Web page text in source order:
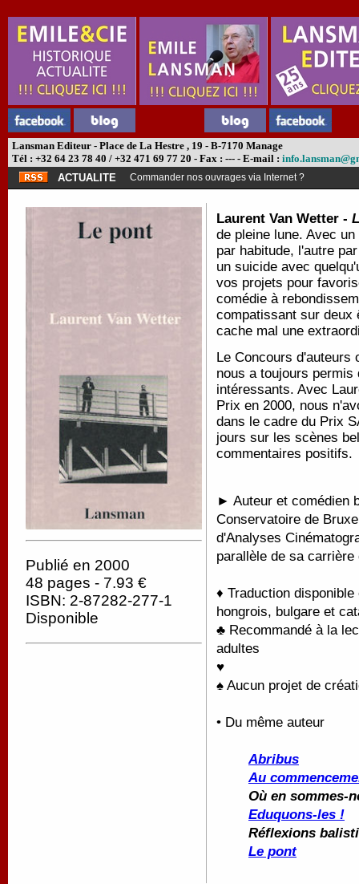
Lansman Editeur - Place de La Hestre , 19 - B-7170 Manage
Tél : +32 64 23 78 40 / +32 471 69 77 20 - Fax : --- - E-mail :
ACTUALITE
Commander nos ouvrages via Internet ?
Publié en 2000
48 pages - 7.93 €
ISBN: 2-87282-277-1
Disponible
Laurent Van Wetter -
de pleine lune. Avec
par habitude, l'autre
un suicide avec
vos projets pour
comédie à
compatissant sur deux
cache mal une
Le Concours d'auteurs
nous a toujours
intéressants. Avec
Prix en 2000, nous
dans le cadre du Prix
jours sur les scènes
commentaires positifs.
► Auteur et comédien
Conservatoire de
d'Analyses
parallèle de sa
♦ Traduction
hongrois, bulgare et
♣ Recommandé à la
adultes
♥
♠ Aucun projet de
• Du même auteur
Abribus
Au
Où en sommes-
Eduquons-les !
Réflexions
Le pont